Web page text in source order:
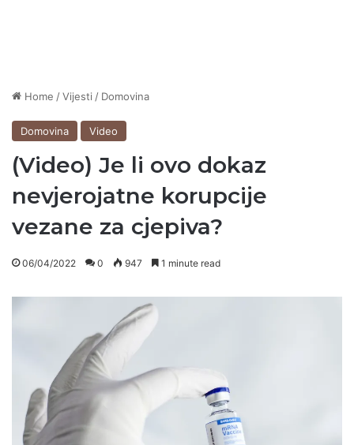
Home /Vijesti / Domovina
Domovina Video
(Video) Je li ovo dokaz
nevjerojatne korupcije
vezane za cjepiva?
06/04/2022 0 947 1 minute read